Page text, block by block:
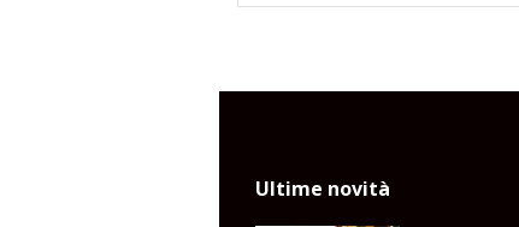
Ultime novità